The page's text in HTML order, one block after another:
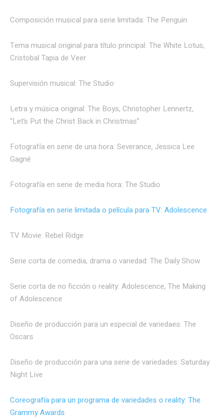
Composición musical para serie limitada: The Penguin
Tema musical original para título principal: The White Lotus,
Cristobal Tapia de Veer
Supervisión musical: The Studio
Letra y música original: The Boys, Christopher Lennertz,
“Let’s Put the Christ Back in Christmas”
Fotografía en serie de una hora: Severance, Jessica Lee
Gagné
Fotografía en serie de media hora: The Studio
Fotografía en serie limitada o película para TV: Adolescence
TV Movie: Rebel Ridge
Serie corta de comedia, drama o variedad: The Daily Show
Serie corta de no ficción o reality: Adolescence, The Making
of Adolescence
Diseño de producción para un especial de variedaes: The
Oscars
Diseño de producción para una serie de variedades: Saturday
Night Live
Coreografía para un programa de variedades o reality: The
Grammy Awards